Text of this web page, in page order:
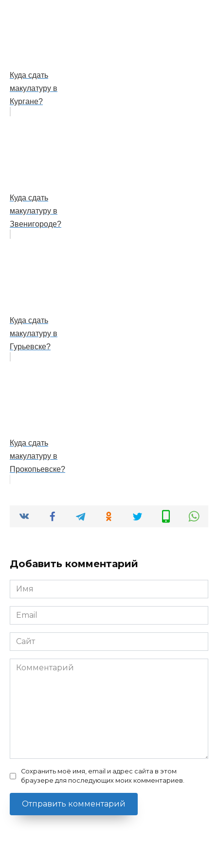
Куда сдать
макулатуру в
Кургане?
Куда сдать
макулатуру в
Звенигороде?
Куда сдать
макулатуру в
Гурьевске?
Куда сдать
макулатуру в
Прокопьевске?
Добавить комментарий
Имя
*
Email
*
Сайт
Комментарий
Сохранить моё имя, email и адрес сайта в этом
браузере для последующих моих комментариев.